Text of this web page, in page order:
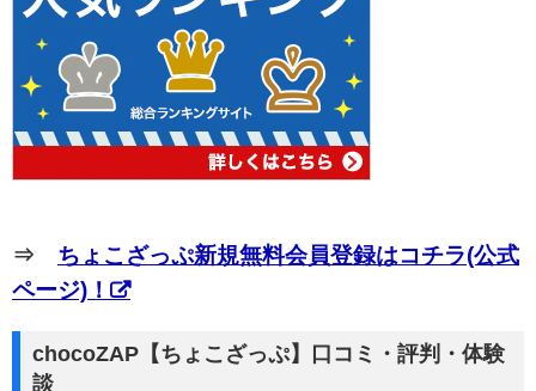
⇒ ちょこざっぷ新規無料会員登録はコチラ(公式
ページ)！
chocoZAP【ちょこざっぷ】口コミ・評判・体験
談